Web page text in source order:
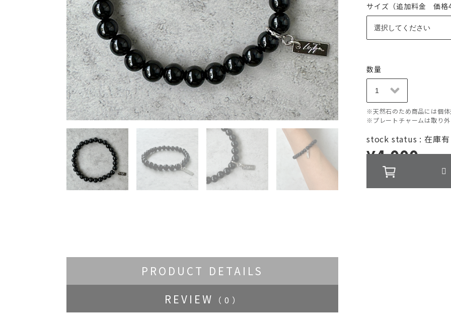
サイズ（追加料金 価格
数量
※天然石のため商品には個
※プレートチャームは取り
stock status : 在庫
¥4,000
PRODUCT DETAILS
REVIEW
（ 0 ）